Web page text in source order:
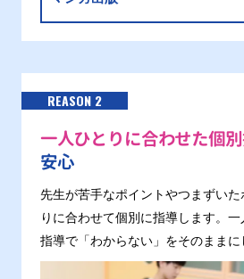
REASON 2
一人ひとりに合わせた個
安心
先生が苦手なポイントやつまずいた
りに合わせて個別に指導します。
指導で「わからない」をそのままに